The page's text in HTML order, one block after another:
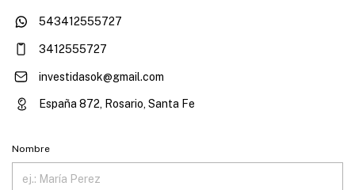
543412555727
3412555727
investidasok@gmail.com
España 872, Rosario, Santa Fe
Nombre